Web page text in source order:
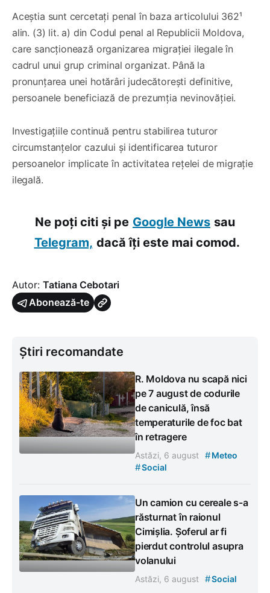
Aceștia sunt cercetați penal în baza articolului 362¹
alin. (3) lit. a) din Codul penal al Republicii Moldova,
care sancționează organizarea migrației ilegale în
cadrul unui grup criminal organizat. Până la
pronunțarea unei hotărâri judecătorești definitive,
persoanele beneficiază de prezumția nevinovăției.
Investigațiile continuă pentru stabilirea tuturor
circumstanțelor cazului și identificarea tuturor
persoanelor implicate în activitatea rețelei de migrație
ilegală.
Ne poți citi și pe Google News sau
Telegram, dacă îți este mai comod.
Autor: Tatiana Cebotari
Abonează-te
Știri recomandate
R. Moldova nu scapă nici
pe 7 august de codurile
de caniculă, însă
temperaturile de foc bat
în retragere
Astăzi, 6 august #Meteo
#Social
Un camion cu cereale s-a
răsturnat în raionul
Cimișlia. Șoferul ar fi
pierdut controlul asupra
volanului
Astăzi, 6 august #Social